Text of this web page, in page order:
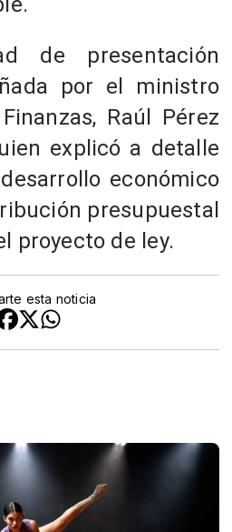
de presentación
por el ministro
Raúl Pérez
explicó a detalle
económico
presupuestal
proyecto de ley.
esta noticia